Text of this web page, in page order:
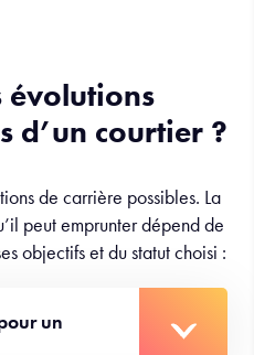
évolutions
d’un courtier ?
de carrière possibles. La
peut emprunter dépend de
objectifs et du statut choisi :
un